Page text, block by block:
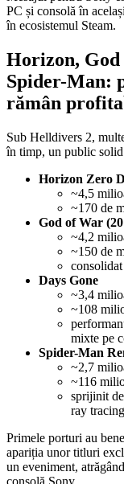
PC și consolă în
în ecosistemul Steam.
Horizon, God
Spider-Man:
rămân
Sub Helldivers 2,
în timp, un public
Horizon Zero
~4,5
~170 de
God of War
~4,2
~150 de
Days Gone
~3,4
~108
mixte pe
Spider-Man
~2,7
~116
sprijinit
ray
Primele porturi au
apariția unor titluri
un eveniment,
consolă Sony.